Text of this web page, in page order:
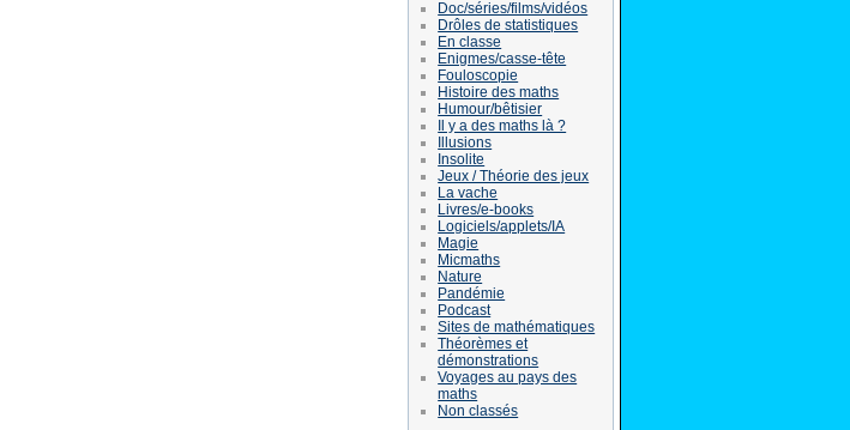
Doc/séries/films/vidéos
Drôles de statistiques
En classe
Enigmes/casse-tête
Fouloscopie
Histoire des maths
Humour/bêtisier
Il y a des maths là ?
Illusions
Insolite
Jeux / Théorie des jeux
La vache
Livres/e-books
Logiciels/applets/IA
Magie
Micmaths
Nature
Pandémie
Podcast
Sites de mathématiques
Théorèmes et
démonstrations
Voyages au pays des
maths
Non classés